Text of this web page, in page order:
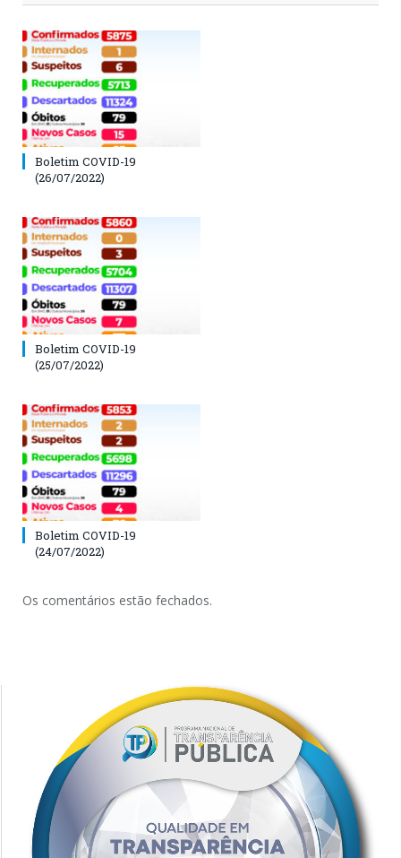
Boletim COVID-19
(26/07/2022)
Boletim COVID-19
(25/07/2022)
Boletim COVID-19
(24/07/2022)
Os comentários estão fechados.